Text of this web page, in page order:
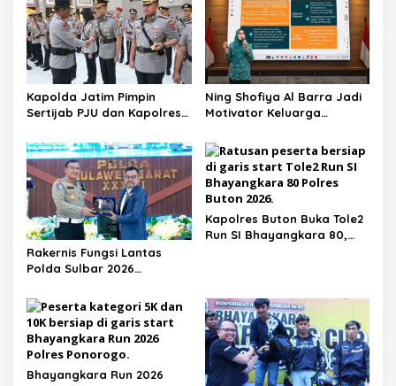
Kapolda Jatim Pimpin
Sertijab PJU dan Kapolres,
Kepemimpinan dan
Pelayanan Presisi
Ning Shofiya Al Barra Jadi
Motivator Keluarga
Rakernis Fungsi Lantas
Polda Sulbar 2026
Hingga Motivator Nasional
Kapolres Buton Buka Tole2
Run SI Bhayangkara 80,
Bhayangkara Run 2026